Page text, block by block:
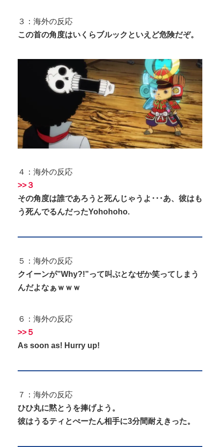
３：海外の反応
この首の角度はいくらブルックといえど危険だぞ。
４：海外の反応
>>３
その角度は誰であろうと死んじゃうよ･･･あ、彼はも
う死んでるんだったYohohoho.
５：海外の反応
クイーンが”Why?!”って叫ぶとなぜか笑ってしまう
んだよなぁｗｗｗ
６：海外の反応
>>５
As soon as! Hurry up!
７：海外の反応
ひひ丸に黙とうを捧げよう。
彼はうるティとぺーたん相手に3分間耐えきった。